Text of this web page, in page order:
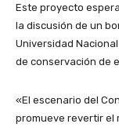
Este proyecto
la discusión de un
Universidad
de conservación de
«El escenario del
promueve revertir el